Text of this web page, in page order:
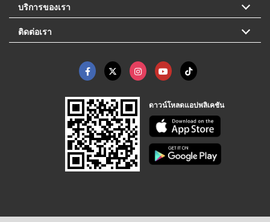
บริการของเรา
ติดต่อเรา
ดาวน์โหลดแอปพลิเคชัน